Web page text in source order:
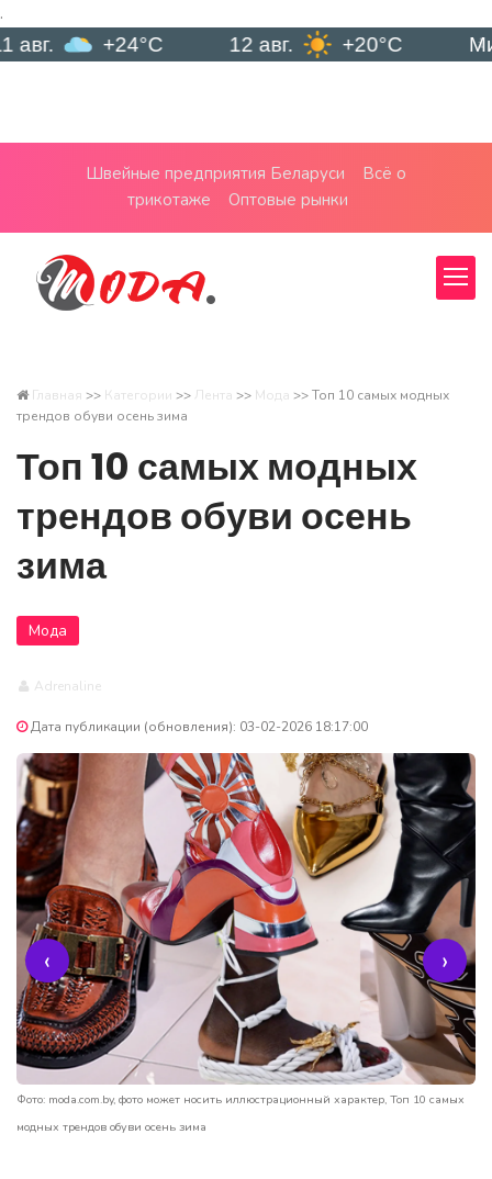
.
+24°C 12 авг. +20°C Минск
Швейные предприятия Беларуси
Всё о
трикотаже
Оптовые рынки
Главная >> Категории >> Лента >> Мода >>Топ 10 самых модных
трендов обуви осень зима
Топ 10 самых модных
трендов обуви осень
зима
Мода
Adrenaline
Дата публикации (обновления): 03-02-2026 18:17:00
Фото: moda.com.by, фото может носить иллюстрационный характер, Топ 10 самых
модных трендов обуви осень зима
‹ ›